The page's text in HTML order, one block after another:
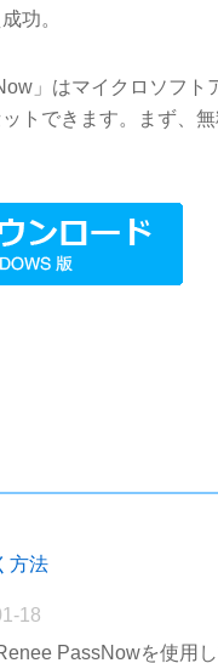
功。
」はマイクロソフト
トできます。まず、
方法
18
PassNowを使用